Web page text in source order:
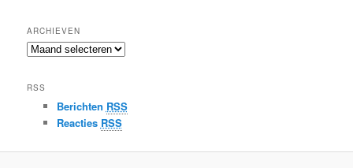
ARCHIEVEN
Archieven
RSS
Berichten RSS
Reacties RSS